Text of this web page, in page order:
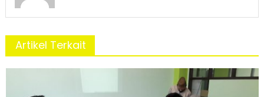
Artikel Terkait